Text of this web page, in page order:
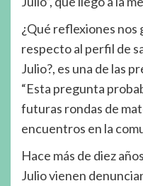
¿Qué reflexiones
respecto al perfil de
Julio?, es una de las
“Esta pregunta
futuras rondas de
encuentros en la
Hace más de diez
Julio vienen